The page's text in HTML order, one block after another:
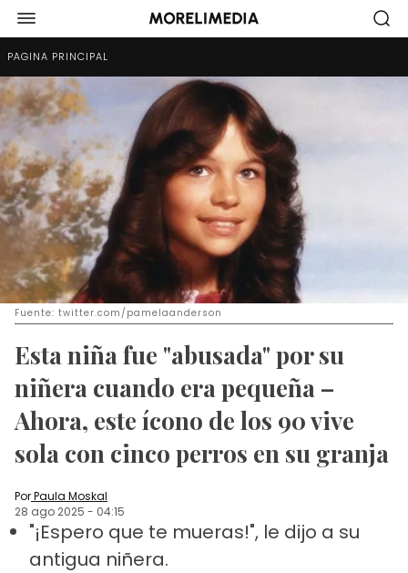
PÁGINA PRINCIPAL
Fuente: twitter.com/pamelaanderson
Esta niña fue "abusada" por su
niñera cuando era pequeña –
Ahora, este ícono de los 90 vive
sola con cinco perros en su granja
PorPaula Moskal
28 ago 2025 - 04:15
"¡Espero que te mueras!", le dijo a su
antigua niñera.